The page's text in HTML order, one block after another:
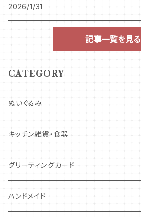
2026/1/31
記事一覧を見る
CATEGORY
ぬいぐるみ
キツネ
犬
その他
キッチン雑貨・食器
コースター・布製品
食器
グリーティングカード
バースデーカード
ハンドメイド